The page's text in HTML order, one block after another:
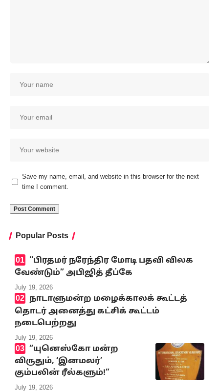
Save my name, email, and website in this browser for the next
time I comment.
Popular Posts
‘‘பிரதமர் நரேந்திர மோடி பதவி விலக
வேண்டும்” அபிஜித் தீப்கே
July 19, 2026
நாடாளுமன்ற மழைக்காலக் கூட்டத்
தொடர் அனைத்து கட்சிக் கூட்டம்
நடைபெற்றது
July 19, 2026
“யுனெஸ்கோ மன்ற
விருதும், ‘இனமலர்’
கும்பலின் ரீல்களும்!”
July 19, 2026